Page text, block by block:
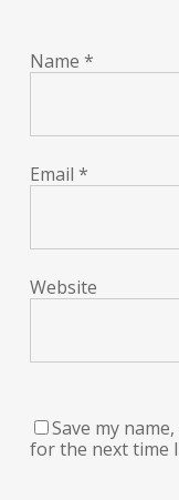
Name *
Email *
Website
Save my
for the next time